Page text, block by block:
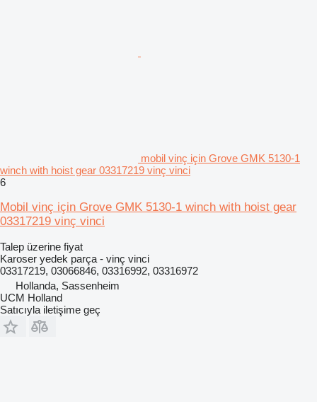
mobil vinç için Grove GMK 5130-1
winch with hoist gear 03317219 vinç vinci
6
Mobil vinç için Grove GMK 5130-1 winch with hoist gear
03317219 vinç vinci
Talep üzerine fiyat
Karoser yedek parça - vinç vinci
03317219, 03066846, 03316992, 03316972
Hollanda, Sassenheim
UCM Holland
Satıcıyla iletişime geç